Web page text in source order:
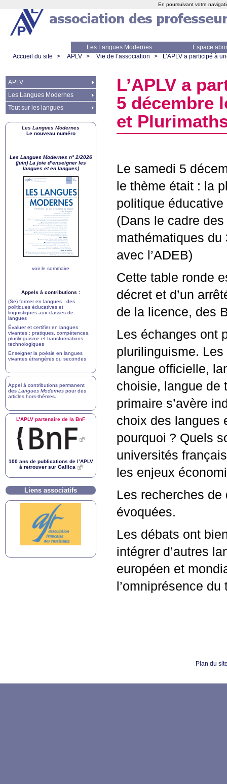
Les Langues Modernes
Espace
Accueil du site
> APLV > Vie de l’association > L’APLV a participé à
L’APLV a
5 décembre
et
Le samedi 5
le thème était : la
politique
(Dans le cadre
mathématiques du
avec l’ADEB)
Cette table ronde
décret et d’un
de la licence, des
Les échanges ont
plurilinguisme.
langue officielle,
choisie, langue de
primaire s’avère
choix des langues
pourquoi ? Quels
universités
les enjeux
Les recherches
évoquées.
Les débats ont
intégrer d’autres
européen et
l’omniprésence
APLV
Les Langues Modernes
Tout sur les langues
Les Langues Modernes
Le nouveau numéro
Les Langues Modernes n° 2/2026
(juin) La joie d’enseigner les
langues et en langues)
voir le sommaire
Appels à contributions :
(Se) former en langues : des
politiques éducatives et
linguistiques aux classes de
langues
Évaluer et certifier en langues
vivantes : pratiques, compétences,
plurilinguisme et transformations
technologiques
Enseigner la poésie en langues
vivantes étrangères ou secondes
Appel à contributions permanent
des Langues Modernes pour des
articles hors-thèmes
L’APLV partenaire de la BnF
100 ans de publications de l’APLV
à retrouver sur Gallica
Liens associatifs
Plan du
En poursuivant votre